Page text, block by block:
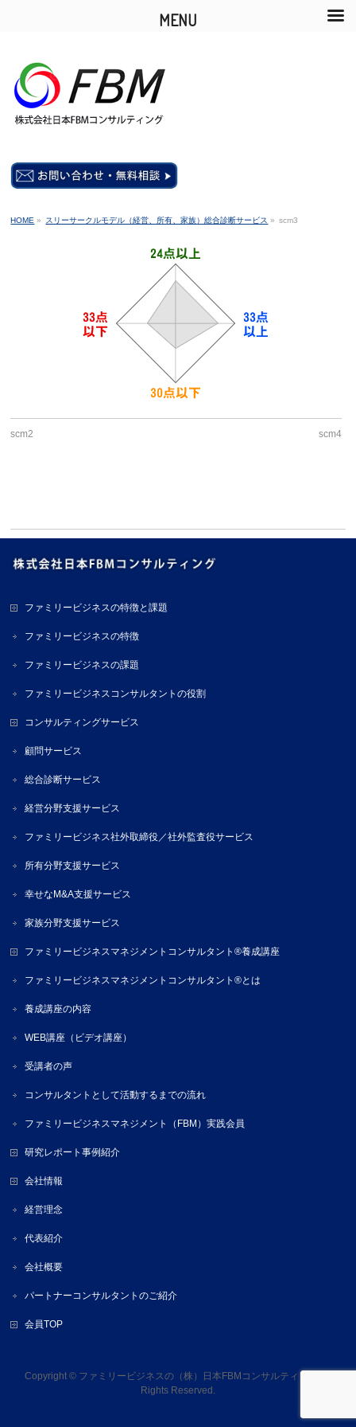
HOME » スリーサークルモデル（経営、所有、家族）総合診断サービス » scm3
scm2 scm4
ファミリービジネスの特徴と課題
ファミリービジネスの特徴
ファミリービジネスの課題
ファミリービジネスコンサルタントの役割
コンサルティングサービス
顧問サービス
総合診断サービス
経営分野支援サービス
ファミリービジネス社外取締役／社外監査役サービス
所有分野支援サービス
幸せなM&A支援サービス
家族分野支援サービス
ファミリービジネスマネジメントコンサルタント®養成講座
ファミリービジネスマネジメントコンサルタント®とは
養成講座の内容
WEB講座（ビデオ講座）
受講者の声
コンサルタントとして活動するまでの流れ
ファミリービジネスマネジメント（FBM）実践会員
研究レポート事例紹介
会社情報
経営理念
代表紹介
会社概要
パートナーコンサルタントのご紹介
会員TOP
Copyright © ファミリービジネスの（株）日本FBMコンサルティング
Rights Reserved.
MENU